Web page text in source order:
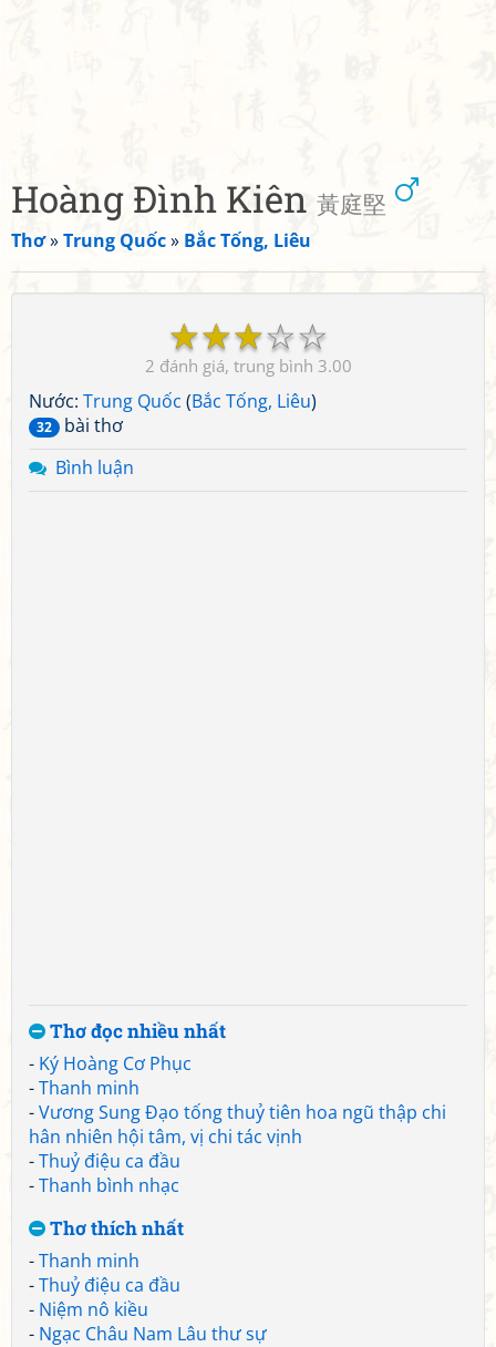
Hoàng Đình Kiên 黃庭堅
Thơ»Trung Quốc» Bắc Tống, Liêu
☆
☆
☆
☆
☆
2 3.00
Nước: Trung Quốc (Bắc Tống, Liêu)
32
bài thơ
Bình luận
Thơ đọc nhiều nhất
- Ký Hoàng Cơ Phục
-Thanh minh
-Vương Sung Đạo tống thuỷ tiên hoa ngũ thập chi
hân nhiên hội tâm, vị chi tác vịnh
-Thuỷ điệu ca đầu
-Thanh bình nhạc
Thơ thích nhất
-Thanh minh
-Thuỷ điệu ca đầu
- Niệm nô kiều
- Ngạc Châu Nam Lâu thư sự